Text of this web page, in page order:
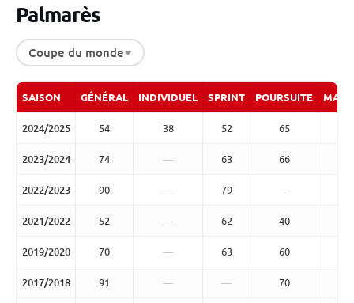
Palmarès
Coupe du monde
SAISON GÉNÉRAL INDIVIDUEL SPRINT POURSUITE
2024/2025 54 38 52 65
2023/2024 74 — 63 66
2022/2023 90 — 79 —
2021/2022 52 — 62 40
2019/2020 70 — 63 60
2017/2018 91 — — 70